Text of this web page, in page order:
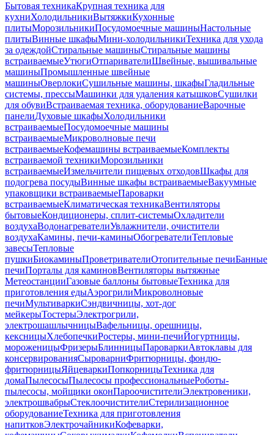
Бытовая техникаКрупная техника для
кухниХолодильникиВытяжкиКухонные
плитыМорозильникиПосудомоечные машиныНастольные
плитыВинные шкафыМини-холодильникиТехника для ухода
за одеждойСтиральные машиныСтиральные машины
встраиваемыеУтюгиОтпаривателиШвейные, вышивальные
машиныПромышленные швейные
машиныОверлокиСушильные машины, шкафыГладильные
системы, прессыМашинки для удаления катышковСушилки
для обувиВстраиваемая техника, оборудованиеВарочные
панелиДуховые шкафыХолодильники
встраиваемыеПосудомоечные машины
встраиваемыеМикроволновые печи
встраиваемыеКофемашины встраиваемыеКомплекты
встраиваемой техникиМорозильники
встраиваемыеИзмельчители пищевых отходовШкафы для
подогрева посудыВинные шкафы встраиваемыеВакуумные
упаковщики встраиваемыеПароварки
встраиваемыеКлиматическая техникаВентиляторы
бытовыеКондиционеры, сплит-системыОхладители
воздухаВодонагревателиУвлажнители, очистители
воздухаКамины, печи-каминыОбогревателиТепловые
завесыТепловые
пушкиБиокаминыПроветривателиОтопительные печиБанные
печиПорталы для каминовВентиляторы вытяжные
МетеостанцииГазовые баллоны бытовыеТехника для
приготовления едыАэрогрилиМикроволновые
печиМультиваркиСэндвичницы, хот-дог
мейкерыТостерыЭлектрогрили,
электрошашлычницыВафельницы, орешницы,
кексницыХлебопечкиРостеры, мини-печиЙогуртницы,
мороженицыФризерыБлинницыПароваркиАвтоклавы для
консервированияСыроварниФритюрницы, фондю-
фритюрницыЯйцеваркиПопкорницыТехника для
домаПылесосыПылесосы профессиональныеРоботы-
пылесосы, мойщики оконПароочистителиЭлектровеники,
электрошвабрыСтеклоочистителиСтерилизационное
оборудованиеТехника для приготовления
напитковЭлектрочайникиКофеварки,